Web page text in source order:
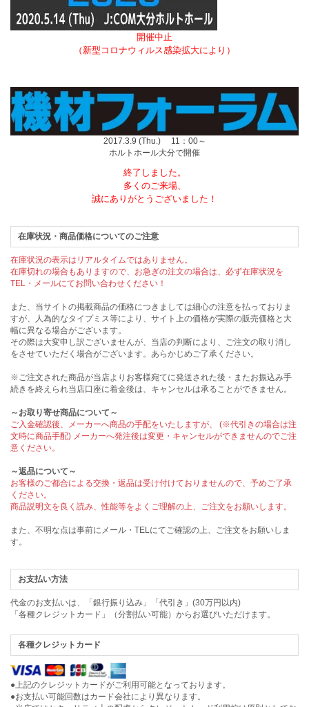
開催中止
（新型コロナウィルス感染拡大により）
2017.3.9 (Thu.) 11：00～
ホルトホール大分で開催
終了しました。
多くのご来場、
誠にありがとうございました！
在庫状況・商品価格についてのご注意
在庫状況の表示はリアルタイムではありません。
在庫切れの場合もありますので、お急ぎの注文の場合は、必ず在庫状況を
TEL・メールにてお問い合わせください！
また、当サイトの掲載商品の価格につきましては細心の注意を払っておりま
すが、人為的なタイプミス等により、サイト上の価格が実際の販売価格と大
幅に異なる場合がございます。
その際は大変申し訳ございませんが、当店の判断により、ご注文の取り消し
をさせていただく場合がございます。あらかじめご了承ください。
※ご注文された商品が当店よりお客様宛てに発送された後・またお振込み手
続きを終えられ当店口座に着金後は、キャンセルは承ることができません。
～お取り寄せ商品について～
ご入金確認後、メーカーへ商品の手配をいたしますが、 (※代引きの場合は注
文時に商品手配) メーカーへ発注後は変更・キャンセルができませんのでご注
意ください。
～返品について～
お客様のご都合による交換・返品は受け付けておりませんので、予めご了承
ください。
商品説明文を良く読み、性能等をよくご理解の上、ご注文をお願いします。
また、不明な点は事前にメール・TELにてご確認の上、ご注文をお願いしま
す。
お支払い方法
代金のお支払いは、「銀行振り込み」「代引き」(30万円以内)
「各種クレジットカード」（分割払い可能）からお選びいただけます。
各種クレジットカード
●上記のクレジットカードがご利用可能となっております。
●お支払い可能回数はカード会社により異なります。